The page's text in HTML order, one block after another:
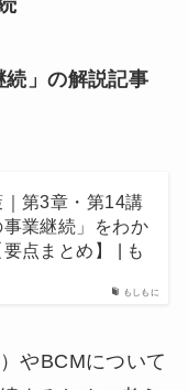
」の解説記事
もしもに
第3章・第14講
事業継続」をわか
点まとめ】 | も
やBCMについて